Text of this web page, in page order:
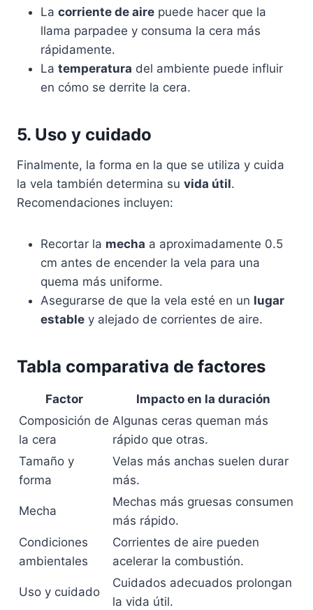
La corriente de aire puede hacer que la
llama parpadee y consuma la cera más
rápidamente.
La temperatura del ambiente puede influir
en cómo se derrite la cera.
5. Uso y cuidado
Finalmente, la forma en la que se utiliza y cuida
la vela también determina su vida útil.
Recomendaciones incluyen:
Recortar la mecha a aproximadamente 0.5
cm antes de encender la vela para una
quema más uniforme.
Asegurarse de que la vela esté en un lugar
estable y alejado de corrientes de aire.
Tabla comparativa de factores
Factor
Impacto en la duración
Composición de
la cera
Algunas ceras queman más
rápido que otras.
Tamaño y
forma
Velas más anchas suelen durar
más.
Mecha
Mechas más gruesas consumen
más rápido.
Condiciones
ambientales
Corrientes de aire pueden
acelerar la combustión.
Uso y cuidado
Cuidados adecuados prolongan
la vida útil.